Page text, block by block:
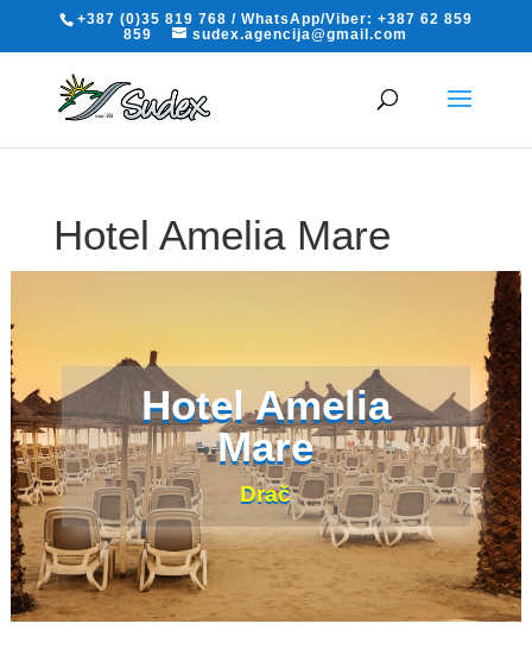
+387 (0)35 819 768 / WhatsApp/Viber: +387 62 859
859
sudex.agencija@gmail.com
Hotel Amelia Mare
Hotel Amelia
Mare
Drač